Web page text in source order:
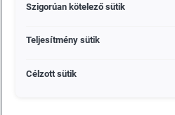
Szigorúan kötelező sütik
Teljesítmény sütik
Célzott sütik